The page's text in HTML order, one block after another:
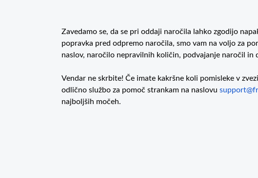
Zavedamo se, da se pri oddaji naročila lahko zgodijo
popravka pred odpremo naročila, smo vam na voljo za
naslov, naročilo nepravilnih količin, podvajanje naročil in
Vendar ne skrbite! Če imate kakršne koli pomisleke v
odlično službo za pomoč strankam na naslovu
najboljših močeh.